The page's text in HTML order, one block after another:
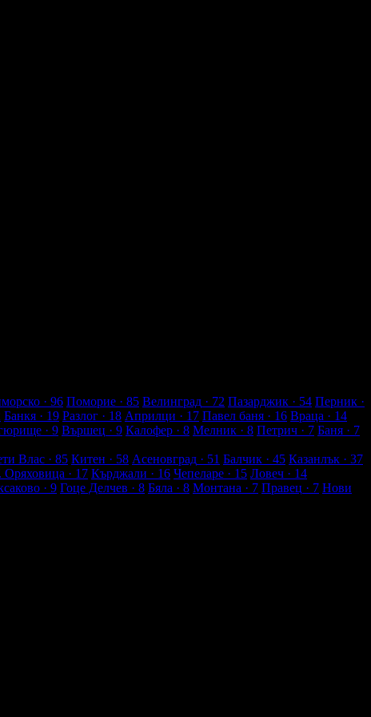
· 96 Поморие · 85 Велинград · 72 Пазарджик · 54 Перник ·
Банкя · 19 Разлог · 18 Априлци · 17 Павел баня · 16 Враца · 14
· 9 Вършец · 9 Калофер · 8 Мелник · 8 Петрич · 7 Баня · 7
Влас · 85 Китен · 58 Асеновград · 51 Балчик · 45 Казанлък · 37
Оряховица · 17 Кърджали · 16 Чепеларе · 15 Ловеч · 14
· 9 Гоце Делчев · 8 Бяла · 8 Монтана · 7 Правец · 7 Нови